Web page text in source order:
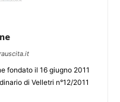
fondato il 16 giugno 2011
di Velletri n°12/2011